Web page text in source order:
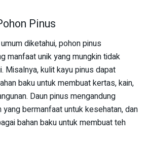
Pinus
diketahui, pohon pinus
manfaat unik yang mungkin tidak
Misalnya, kulit kayu pinus dapat
baku untuk membuat kertas, kain,
Daun pinus mengandung
bermanfaat untuk kesehatan, dan
bahan baku untuk membuat teh